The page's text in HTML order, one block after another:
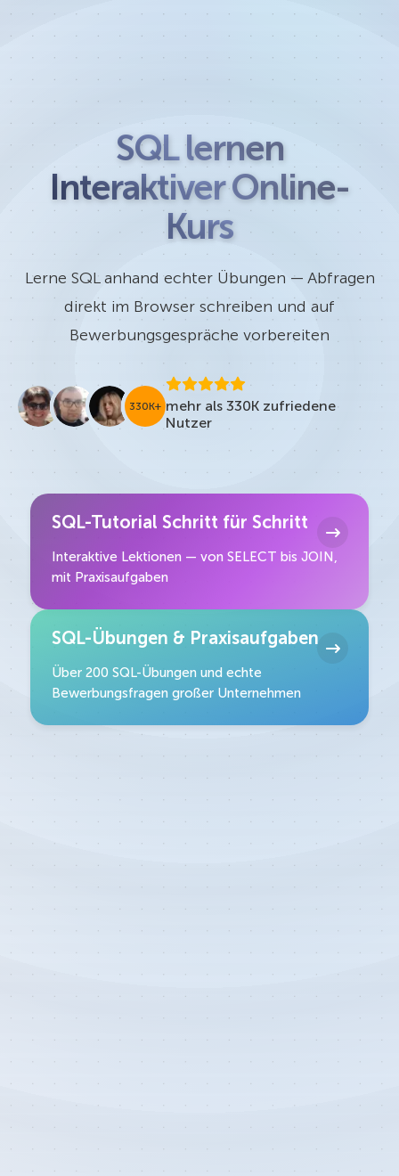
SQL lernen
Interaktiver Online-
Kurs
Lerne SQL anhand echter Übungen — Abfragen
direkt im Browser schreiben und auf
Bewerbungsgespräche vorbereiten
330K+ mehr als 330K zufriedene
Nutzer
SQL-Tutorial Schritt für Schritt
Interaktive Lektionen — von SELECT bis JOIN,
mit Praxisaufgaben
SQL-Übungen & Praxisaufgaben
Über 200 SQL-Übungen und echte
Bewerbungsfragen großer Unternehmen